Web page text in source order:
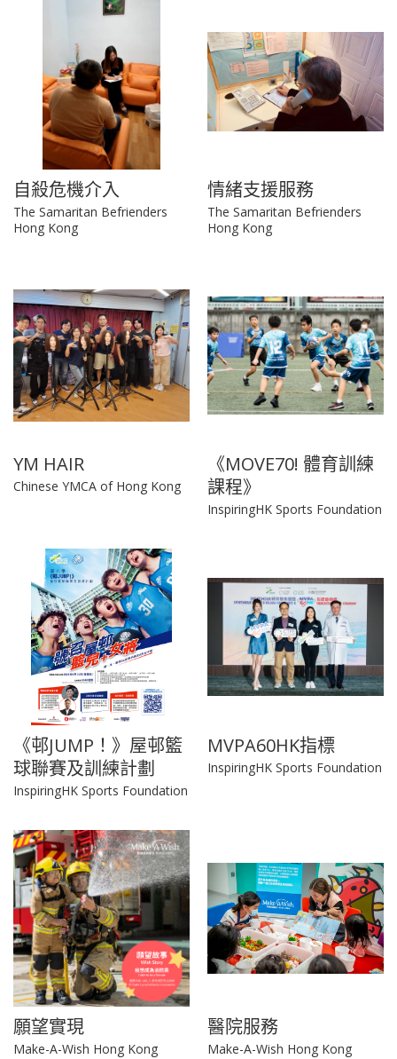
自殺危機介入
The Samaritan Befrienders
Hong Kong
情緒支援服務
The Samaritan Befrienders
Hong Kong
YM HAIR
Chinese YMCA of Hong Kong
《MOVE70! 體育訓練
課程》
InspiringHK Sports Foundation
《邨JUMP！》屋邨籃
球聯賽及訓練計劃
InspiringHK Sports Foundation
MVPA60HK指標
InspiringHK Sports Foundation
願望實現
Make-A-Wish Hong Kong
醫院服務
Make-A-Wish Hong Kong